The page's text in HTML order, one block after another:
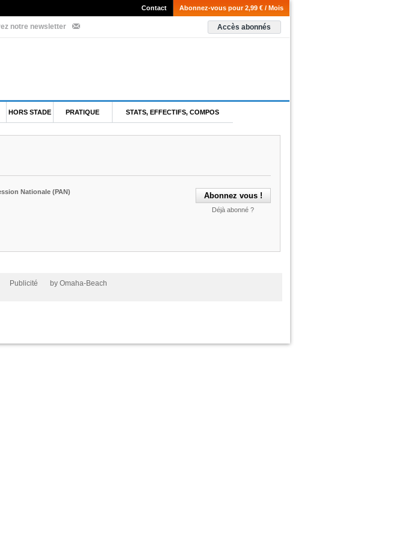
Abonnez-vous pour 2,99 € / Mois
Contact
notre newsletter Accès abonnés
HORS STADE PRATIQUE STATS, EFFECTIFS, COMPOS
Déjà abonné ?
Nationale (PAN)
Publicité by Omaha-Beach